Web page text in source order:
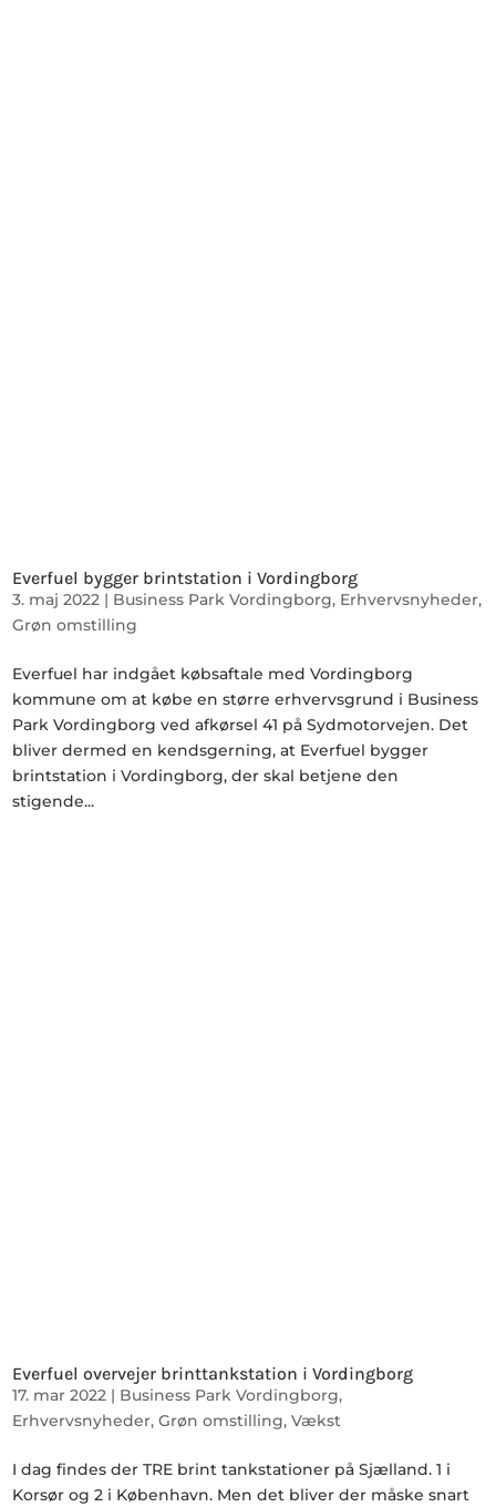
Everfuel bygger brintstation i Vordingborg
3. maj 2022 | Business Park Vordingborg, Erhvervsnyheder,
Grøn omstilling
Everfuel har indgået købsaftale med Vordingborg
kommune om at købe en større erhvervsgrund i Business
Park Vordingborg ved afkørsel 41 på Sydmotorvejen. Det
bliver dermed en kendsgerning, at Everfuel bygger
brintstation i Vordingborg, der skal betjene den
stigende...
Everfuel overvejer brinttankstation i Vordingborg
17. mar 2022 | Business Park Vordingborg,
Erhvervsnyheder,Grøn omstilling,Vækst
I dag findes der TRE brint tankstationer på Sjælland. 1 i
Korsør og 2 i København. Men det bliver der måske snart